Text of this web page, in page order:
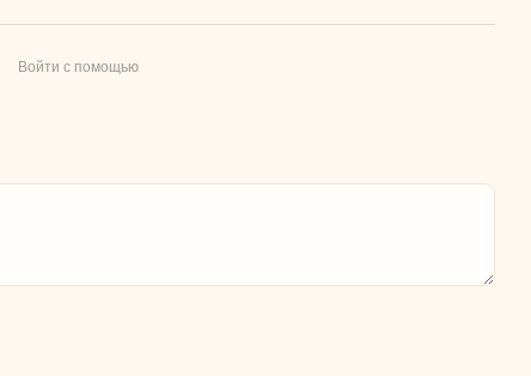
Войти с помощью